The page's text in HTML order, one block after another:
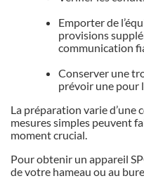
Emporter de
provisions
communication
Conserver une
prévoir une pour
La préparation varie d’une
mesures simples peuvent
moment crucial.
Pour obtenir un appareil
de votre hameau ou au